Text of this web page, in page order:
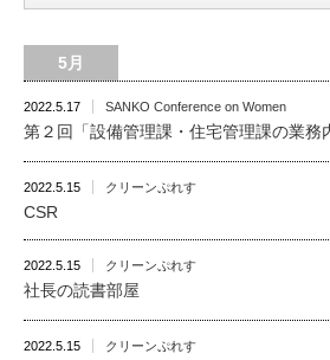
5月
2022.5.17 SANKO Conference on Women
第２回「設備管理課・住宅管理課の業務
2022.5.15 クリーンぷれす
CSR
2022.5.15 クリーンぷれす
社長の読書部屋
2022.5.15 クリーンぷれす